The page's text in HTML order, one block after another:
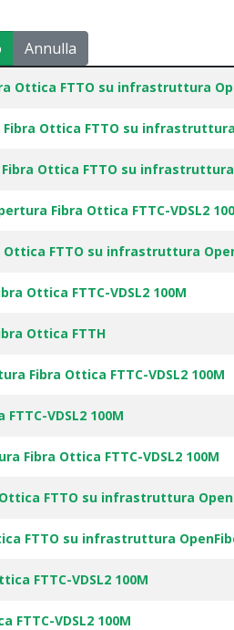
Annulla
Ottica FTTO su infrastruttura
Fibra Ottica FTTO su
Fibra Ottica FTTO su
Fibra Ottica FTTC-VDSL2
Ottica FTTO su infrastruttura
Ottica FTTC-VDSL2 100M
Ottica FTTH
Fibra Ottica FTTC-VDSL2 100M
VDSL2 100M
Fibra Ottica FTTC-VDSL2 100M
Ottica FTTO su infrastruttura
FTTO su infrastruttura
FTTC-VDSL2 100M
FTTC-VDSL2 100M